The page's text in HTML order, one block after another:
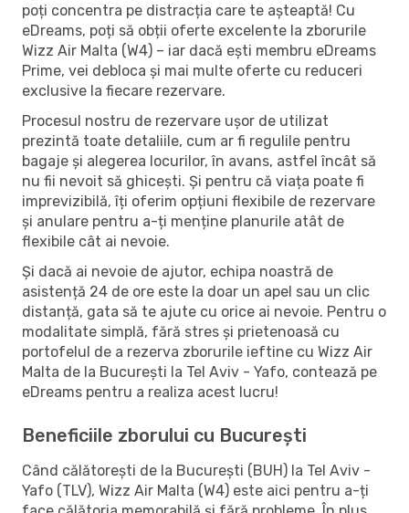
poți concentra pe distracția care te așteaptă! Cu
eDreams, poți să obții oferte excelente la zborurile
Wizz Air Malta (W4) – iar dacă ești membru eDreams
Prime, vei debloca și mai multe oferte cu reduceri
exclusive la fiecare rezervare.
Procesul nostru de rezervare ușor de utilizat
prezintă toate detaliile, cum ar fi regulile pentru
bagaje și alegerea locurilor, în avans, astfel încât să
nu fii nevoit să ghicești. Și pentru că viața poate fi
imprevizibilă, îți oferim opțiuni flexibile de rezervare
și anulare pentru a-ți menține planurile atât de
flexibile cât ai nevoie.
Și dacă ai nevoie de ajutor, echipa noastră de
asistență 24 de ore este la doar un apel sau un clic
distanță, gata să te ajute cu orice ai nevoie. Pentru o
modalitate simplă, fără stres și prietenoasă cu
portofelul de a rezerva zborurile ieftine cu Wizz Air
Malta de la București la Tel Aviv - Yafo, contează pe
eDreams pentru a realiza acest lucru!
Beneficiile zborului cu București
Când călătorești de la București (BUH) la Tel Aviv -
Yafo (TLV), Wizz Air Malta (W4) este aici pentru a-ți